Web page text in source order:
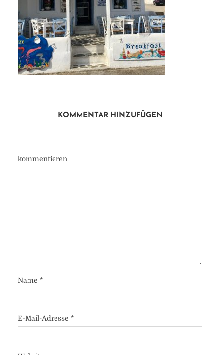
KOMMENTAR HINZUFÜGEN
kommentieren
Name *
E-Mail-Adresse *